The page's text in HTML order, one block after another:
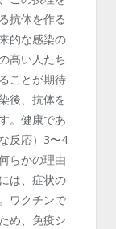
抗体を作る
的な感染の
高い人たち
ことが期待
後、抗体を
。健康であ
反応）3〜4
らかの理由
は、症状の
ワクチンで
め、免疫シ